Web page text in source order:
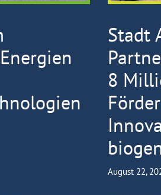
Stadt
8
August 22,